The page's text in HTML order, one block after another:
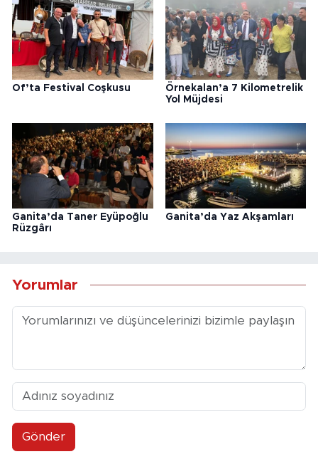
Of’ta Festival Coşkusu
Örnekalan’a 7 Kilometrelik
Yol Müjdesi
Ganita’da Taner Eyüpoğlu
Rüzgârı
Ganita’da Yaz Akşamları
Yorumlar
Gönder